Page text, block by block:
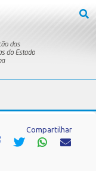
Compartilhar